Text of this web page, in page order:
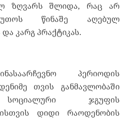
ზღვარს შლიდა, რაც არ
წინაშე აღებულ
კარგ პრაქტიკას.
პერიოდის
თვის განმავლობაში
სოციალური ჯგუფის
დიდი რაოდენობის